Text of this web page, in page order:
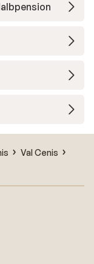
Val Cenis